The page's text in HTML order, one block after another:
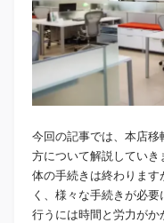
今回の記事では、本店移
方について解説していき
体の手続きは終わりま
く、様々な手続きが必
行うには時間と労力が